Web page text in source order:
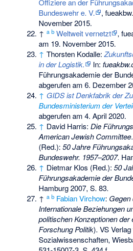
Offiziere an der
Bundeswehr e. V.
,
November 2015.
↑a b Weltweit vernetzt
,
am 19. November 2015.
↑ Thorsten Kodalle:
in der Logistik.
In:
Führungsakademie der
abgerufen am 6. Dezember
↑ GIDS ist Denkfabrik der
Bundesministerium der
abgerufen am 4. April 2020.
↑ David Harris:Die
American Jewish Committee
(Red.):50 Jahre
Bundeswehr. 1957–2007.
↑ Dietmar Klos (Red.):50
Führungsakademie der
Hamburg 2007, S. 83.
↑a b Fabian Virchow: Gegen
Internationale Beziehungen
politischen Konzeptionen
Forschung Politik). VS
Sozialwissenschaften,